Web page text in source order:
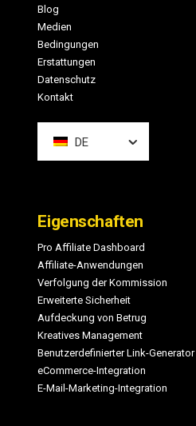
Blog
Medien
Bedingungen
Erstattungen
Datenschutz
Kontakt
DE
Eigenschaften
Pro Affiliate Dashboard
Affiliate-Anwendungen
Verfolgung der Kommission
Erweiterte Sicherheit
Aufdeckung von Betrug
Kreatives Management
Benutzerdefinierter Link-Generator
eCommerce-Integration
E-Mail-Marketing-Integration